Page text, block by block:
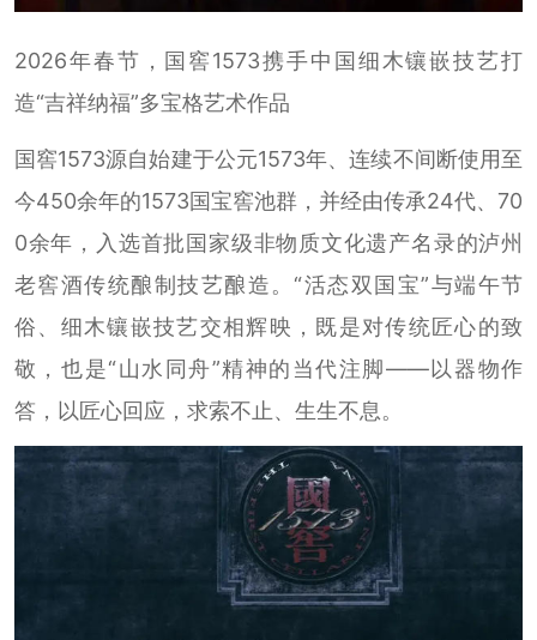
2026年春节，国窖1573携手中国细木镶嵌技艺打
造“吉祥纳福”多宝格艺术作品
国窖1573源自始建于公元1573年、连续不间断使用至
今450余年的1573国宝窖池群，并经由传承24代、70
0余年，入选首批国家级非物质文化遗产名录的泸州
老窖酒传统酿制技艺酿造。“活态双国宝”与端午节
俗、细木镶嵌技艺交相辉映，既是对传统匠心的致
敬，也是“山水同舟”精神的当代注脚——以器物作
答，以匠心回应，求索不止、生生不息。